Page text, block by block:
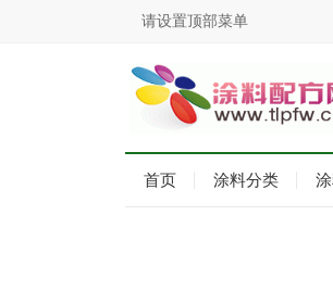
请设置顶部菜单
首页 涂料分类